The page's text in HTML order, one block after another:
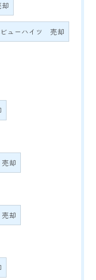
ビューハイツ 売却
却
却